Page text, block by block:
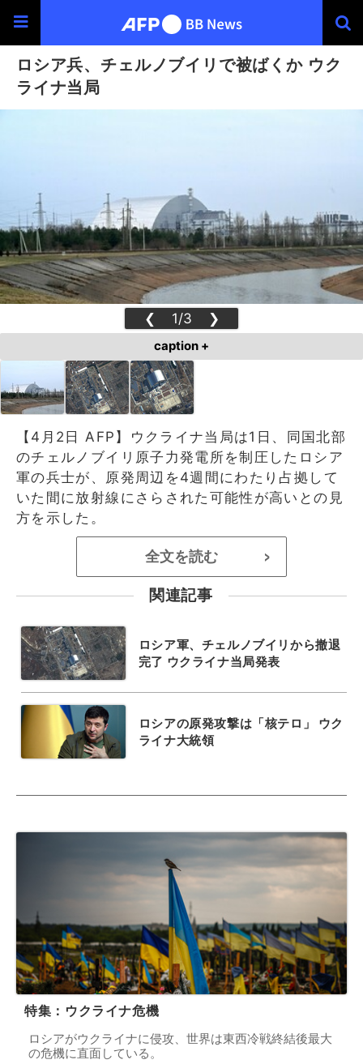
ロシア兵、チェルノブイリで被ばくか ウク
ライナ当局
❮ 1/3 ❯
caption +
【4月2日 AFP】ウクライナ当局は1日、同国北部
のチェルノブイリ原子力発電所を制圧したロシア
軍の兵士が、原発周辺を4週間にわたり占拠して
いた間に放射線にさらされた可能性が高いとの見
方を示した。
全文を読む >
関連記事
ロシア軍、チェルノブイリから撤退
完了 ウクライナ当局発表
ロシアの原発攻撃は「核テロ」 ウク
ライナ大統領
特集：ウクライナ危機
ロシアがウクライナに侵攻、世界は東西冷戦終結後最大
の危機に直面している。